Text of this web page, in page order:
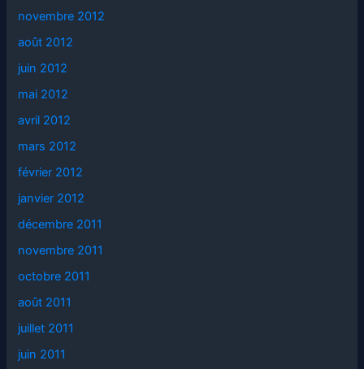
novembre 2012
août 2012
juin 2012
mai 2012
avril 2012
mars 2012
février 2012
janvier 2012
décembre 2011
novembre 2011
octobre 2011
août 2011
juillet 2011
juin 2011